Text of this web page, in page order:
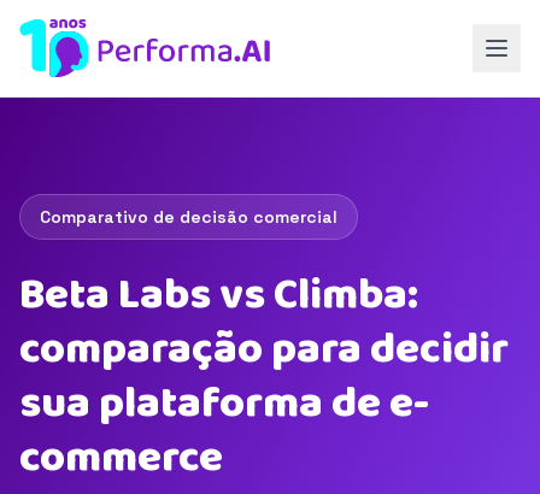
Comparativo de decisão comercial
Beta Labs vs Climba:
comparação para decidir
sua plataforma de e-
commerce